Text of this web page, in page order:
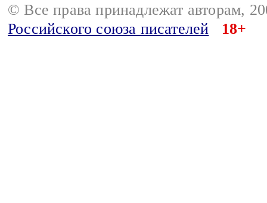
© Все права принадлежат авторам,
Российского союза писателей
18+